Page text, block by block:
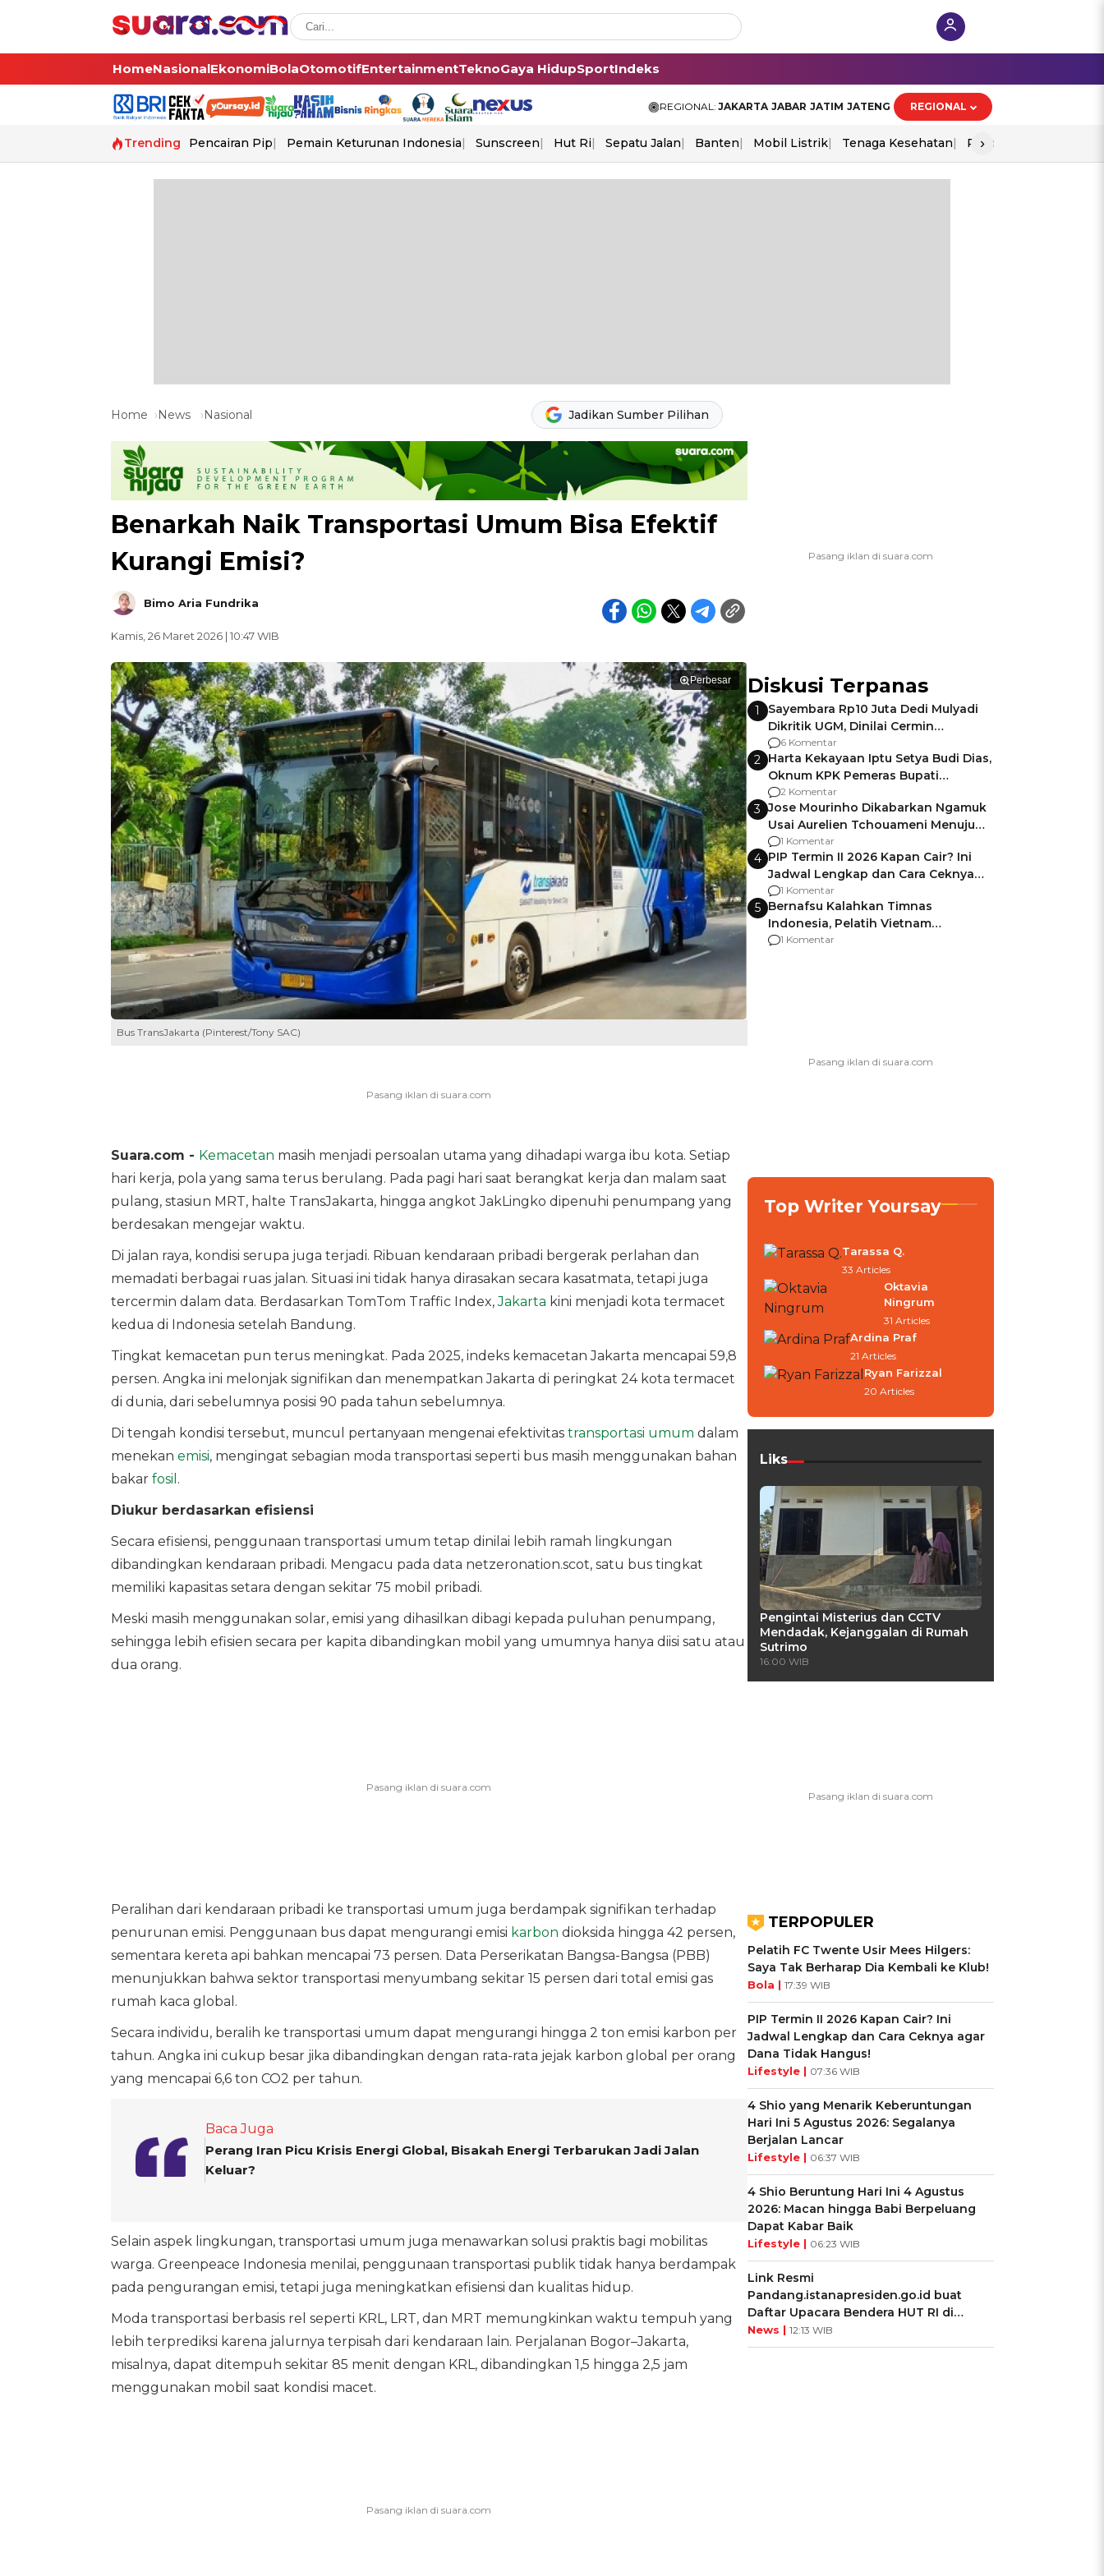
HomeNasionalEkonomiBolaOtomotifEntertainmentTeknoGaya HidupSportIndeks
REGIONAL: JAKARTA JABAR JATIM JATENG REGIONAL
Trending Pencairan Pip Pemain Keturunan Indonesia Sunscreen Hut Ri Sepatu Jalan Banten Mobil Listrik Tenaga Kesehatan Piala Aff 2026
›
Home News Nasional Jadikan Sumber Pilihan
Benarkah Naik Transportasi Umum Bisa Efektif
Kurangi Emisi?
Bimo Aria Fundrika
Kamis, 26 Maret 2026 | 10:47 WIB
Perbesar
Bus TransJakarta (Pinterest/Tony SAC)
Suara.com - Kemacetan masih menjadi persoalan utama yang dihadapi warga ibu kota. Setiap
hari kerja, pola yang sama terus berulang. Pada pagi hari saat berangkat kerja dan malam saat
pulang, stasiun MRT, halte TransJakarta, hingga angkot JakLingko dipenuhi penumpang yang
berdesakan mengejar waktu.
Di jalan raya, kondisi serupa juga terjadi. Ribuan kendaraan pribadi bergerak perlahan dan
memadati berbagai ruas jalan. Situasi ini tidak hanya dirasakan secara kasatmata, tetapi juga
tercermin dalam data. Berdasarkan TomTom Traffic Index,Jakarta kini menjadi kota termacet
kedua di Indonesia setelah Bandung.
Tingkat kemacetan pun terus meningkat. Pada 2025, indeks kemacetan Jakarta mencapai 59,8
persen. Angka ini melonjak signifikan dan menempatkan Jakarta di peringkat 24 kota termacet
di dunia, dari sebelumnya posisi 90 pada tahun sebelumnya.
Di tengah kondisi tersebut, muncul pertanyaan mengenai efektivitas transportasi umum dalam
menekan emisi, mengingat sebagian moda transportasi seperti bus masih menggunakan bahan
bakar fosil .
Diukur berdasarkan efisiensi
Secara efisiensi, penggunaan transportasi umum tetap dinilai lebih ramah lingkungan
dibandingkan kendaraan pribadi. Mengacu pada data netzeronation.scot, satu bus tingkat
memiliki kapasitas setara dengan sekitar 75 mobil pribadi.
Meski masih menggunakan solar, emisi yang dihasilkan dibagi kepada puluhan penumpang,
sehingga lebih efisien secara per kapita dibandingkan mobil yang umumnya hanya diisi satu atau
dua orang.
Peralihan dari kendaraan pribadi ke transportasi umum juga berdampak signifikan terhadap
penurunan emisi. Penggunaan bus dapat mengurangi emisi karbon dioksida hingga 42 persen,
sementara kereta api bahkan mencapai 73 persen. Data Perserikatan Bangsa-Bangsa (PBB)
menunjukkan bahwa sektor transportasi menyumbang sekitar 15 persen dari total emisi gas
rumah kaca global.
Secara individu, beralih ke transportasi umum dapat mengurangi hingga 2 ton emisi karbon per
tahun. Angka ini cukup besar jika dibandingkan dengan rata-rata jejak karbon global per orang
yang mencapai 6,6 ton CO2 per tahun.
Baca Juga
Perang Iran Picu Krisis Energi Global, Bisakah Energi Terbarukan Jadi Jalan
Keluar?
Selain aspek lingkungan, transportasi umum juga menawarkan solusi praktis bagi mobilitas
warga. Greenpeace Indonesia menilai, penggunaan transportasi publik tidak hanya berdampak
pada pengurangan emisi, tetapi juga meningkatkan efisiensi dan kualitas hidup.
Moda transportasi berbasis rel seperti KRL, LRT, dan MRT memungkinkan waktu tempuh yang
lebih terprediksi karena jalurnya terpisah dari kendaraan lain. Perjalanan Bogor–Jakarta,
misalnya, dapat ditempuh sekitar 85 menit dengan KRL, dibandingkan 1,5 hingga 2,5 jam
menggunakan mobil saat kondisi macet.
Diskusi Terpanas
1
Sayembara Rp10 Juta Dedi Mulyadi
Dikritik UGM, Dinilai Cermin
Gagalnya Negara Jamin Keamanan
6 Komentar
2 Harta Kekayaan Iptu Setya Budi Dias,
Oknum KPK Pemeras Bupati
Pemalang
2 Komentar
3 Jose Mourinho Dikabarkan Ngamuk
Usai Aurelien Tchouameni Menuju
Manchester United
1 Komentar
4 PIP Termin II 2026 Kapan Cair? Ini
Jadwal Lengkap dan Cara Ceknya
agar Dana Tidak Hangus!
1 Komentar
5 Bernafsu Kalahkan Timnas
Indonesia, Pelatih Vietnam
Berencana Pakai Jimat di Pakansari
1 Komentar
Top Writer Yoursay
Tarassa Q.
33 Articles
Oktavia
Ningrum
31 Articles
Ardina Praf
21 Articles
Ryan Farizzal
20 Articles
Liks
Pengintai Misterius dan CCTV
Mendadak, Kejanggalan di Rumah
Sutrimo
16:00 WIB
TERPOPULER
Pelatih FC Twente Usir Mees Hilgers:
Saya Tak Berharap Dia Kembali ke Klub!
Bola | 17:39 WIB
PIP Termin II 2026 Kapan Cair? Ini
Jadwal Lengkap dan Cara Ceknya agar
Dana Tidak Hangus!
Lifestyle | 07:36 WIB
4 Shio yang Menarik Keberuntungan
Hari Ini 5 Agustus 2026: Segalanya
Berjalan Lancar
Lifestyle | 06:37 WIB
4 Shio Beruntung Hari Ini 4 Agustus
2026: Macan hingga Babi Berpeluang
Dapat Kabar Baik
Lifestyle | 06:23 WIB
Link Resmi
Pandang.istanapresiden.go.id buat
Daftar Upacara Bendera HUT RI di
Istana Negara
News | 12:13 WIB